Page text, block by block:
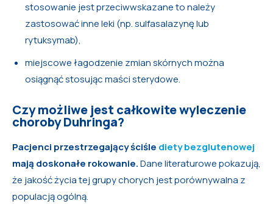
stosowanie jest przeciwwskazane to należy
zastosować inne leki (np. sulfasalazynę lub
rytuksymab),
miejscowe łagodzenie zmian skórnych można
osiągnąć stosując maści sterydowe.
Czy możliwe jest całkowite wyleczenie
choroby Duhringa?
Pacjenci przestrzegający ściśle diety bezglutenowej
mają doskonałe rokowanie.Dane literaturowe pokazują,
że jakość życia tej grupy chorych jest porównywalna z
populacją ogólną.